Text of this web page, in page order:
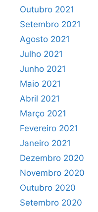
Outubro 2021
Setembro 2021
Agosto 2021
Julho 2021
Junho 2021
Maio 2021
Abril 2021
Março 2021
Fevereiro 2021
Janeiro 2021
Dezembro 2020
Novembro 2020
Outubro 2020
Setembro 2020